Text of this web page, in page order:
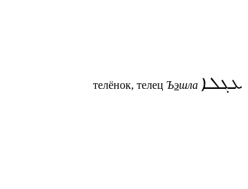
телёнок, телец Ъэшла ܥܓܠܐ